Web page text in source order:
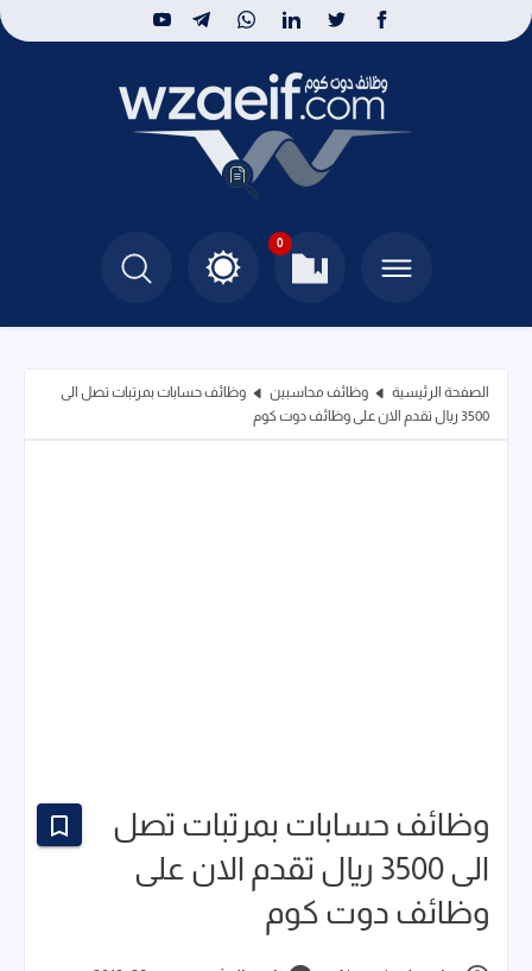
0
الصفحة الرئيسية وظائف محاسبين
وظائف حسابات بمرتبات تصل الى
3500 ريال تقدم الان على وظائف دوت كوم
وظائف حسابات بمرتبات تصل
الى 3500 ريال تقدم الان على
وظائف دوت كوم